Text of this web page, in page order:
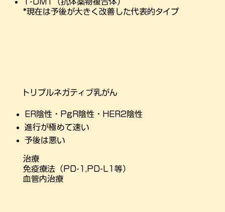
T-DM1（抗体薬物複合体）
*現在は予後が大きく改善した代表的タイプ
トリプルネガティブ乳がん
ER陰性・PgR陰性・HER2陰性
進行が極めて速い
​予後は悪い
治療
免疫療法（PD-1,PD-L1等）
​血管内治療